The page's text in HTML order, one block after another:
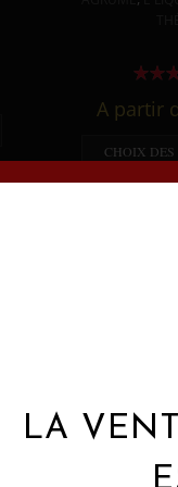
A partir
CHOIX DES
LA